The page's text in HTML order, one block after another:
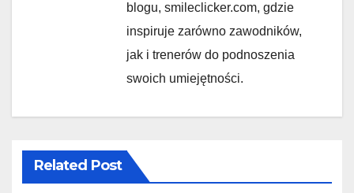
blogu, smileclicker.com, gdzie
inspiruje zarówno zawodników,
jak i trenerów do podnoszenia
swoich umiejętności.
Related Post